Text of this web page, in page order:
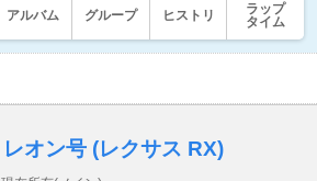
アルバム グループ ヒストリ
ラップ
タイム
レオン号 (レクサス RX)